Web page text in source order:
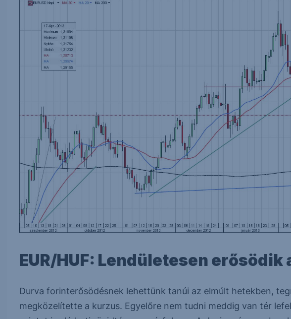
EUR/HUF: Lendületesen erősödik
Durva forinterősödésnek lehettünk tanúi az elmúlt hetekben,
megközelítette a kurzus. Egyelőre nem tudni meddig van tér